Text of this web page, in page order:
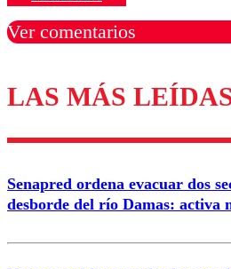
Ver comentarios
Los comentarios son
diálogo
Correo
LAS MÁS
Senapred ordena evacuar dos
desborde del río Damas: activa